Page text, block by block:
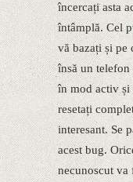
încercați asta
întâmplă. Cel
vă bazați și
însă un
în mod activ și
resetați
interesant. Se
acest bug.
necunoscut